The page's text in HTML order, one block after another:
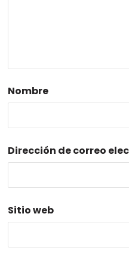
Nombre
Dirección de correo
Sitio web